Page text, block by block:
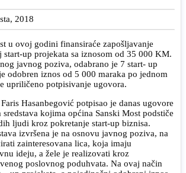
2018
u ovoj godini finansiraće zapošljavanje
up projekata sa iznosom od 35 000 KM.
javnog poziva, odabrano je 7 start- up
odobren iznos od 5 000 maraka po jednom
upriličeno potpisivanje ugovora.
Hasanbegović potpisao je danas ugovore
kojima općina Sanski Most podstiče
ljudi kroz pokretanje start-up biznisa.
izvršena je na osnovu javnog poziva, na
zainteresovana lica, koja imaju
ideju, a žele je realizovati kroz
poslovnog poduhvata. Na ovaj način